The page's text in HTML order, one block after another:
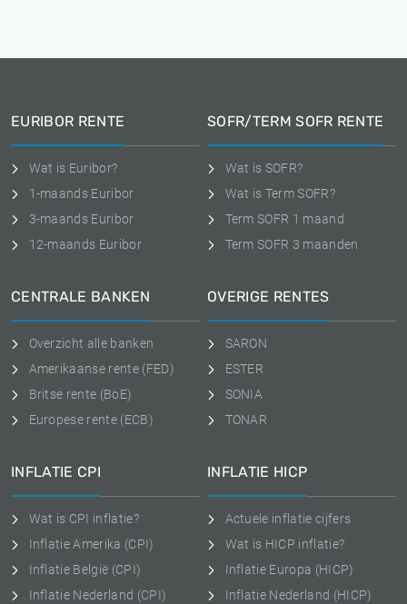
EURIBOR RENTE
Wat is Euribor?
1-maands Euribor
3-maands Euribor
12-maands Euribor
SOFR/TERM SOFR RENTE
Wat is SOFR?
Wat is Term SOFR?
Term SOFR 1 maand
Term SOFR 3 maanden
CENTRALE BANKEN
Overzicht alle banken
Amerikaanse rente (FED)
Britse rente (BoE)
Europese rente (ECB)
OVERIGE RENTES
SARON
ESTER
SONIA
TONAR
INFLATIE CPI
Wat is CPI inflatie?
Inflatie Amerika (CPI)
Inflatie België (CPI)
Inflatie Nederland (CPI)
INFLATIE HICP
Actuele inflatie cijfers
Wat is HICP inflatie?
Inflatie Europa (HICP)
Inflatie Nederland (HICP)